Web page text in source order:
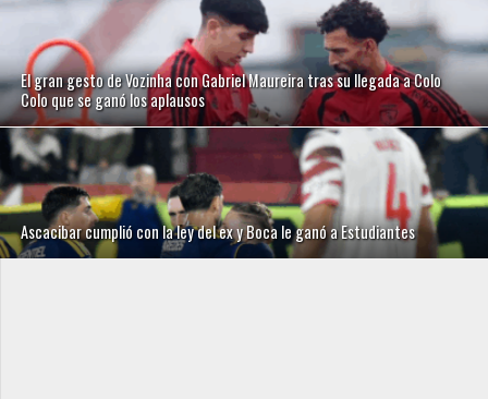
El gran gesto de Vozinha con Gabriel Maureira tras su llegada a Colo
Colo que se ganó los aplausos
Ascacibar cumplió con la ley del ex y Boca le ganó a Estudiantes